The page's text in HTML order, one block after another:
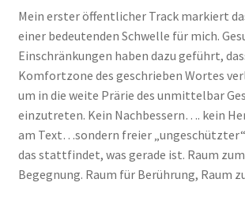
Mein erster öffentlicher Track markiert
einer bedeutenden Schwelle für mich.
Einschränkungen haben dazu geführt,
Komfortzone des geschrieben Wortes
um in die weite Prärie des unmittelbar
einzutreten. Kein Nachbessern…. kein
am Text…sondern freier „ungeschützter“
das stattfindet, was gerade ist. Raum
Begegnung. Raum für Berührung, Raum